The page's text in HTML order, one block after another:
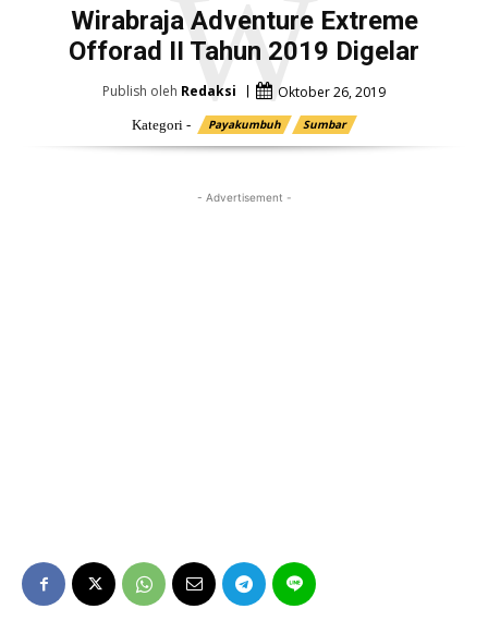
Wirabraja Adventure Extreme
Offorad II Tahun 2019 Digelar
W
Publish oleh Redaksi Oktober 26, 2019
Kategori - Payakumbuh Sumbar
- Advertisement -